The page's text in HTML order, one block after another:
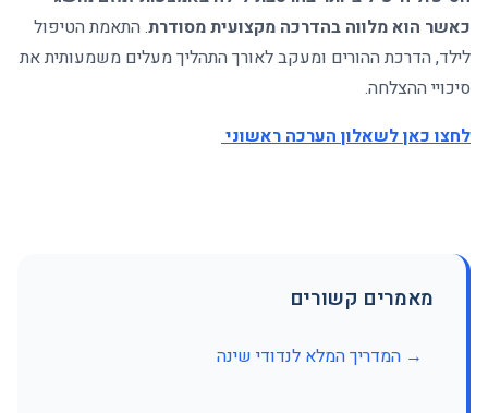
כאשר הוא מלווה בהדרכה מקצועית מסודרת. התאמת הטיפול
לילד, הדרכת ההורים ומעקב לאורך התהליך מעלים משמעותית את
סיכויי ההצלחה.
לחצו כאן לשאלון הערכה ראשוני
מאמרים קשורים
→ המדריך המלא לנדודי שינה